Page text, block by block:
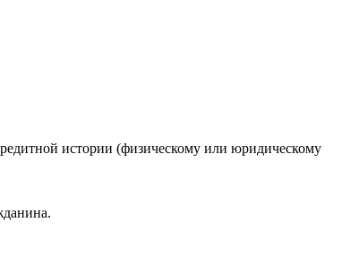
истории (физическому или юридическому